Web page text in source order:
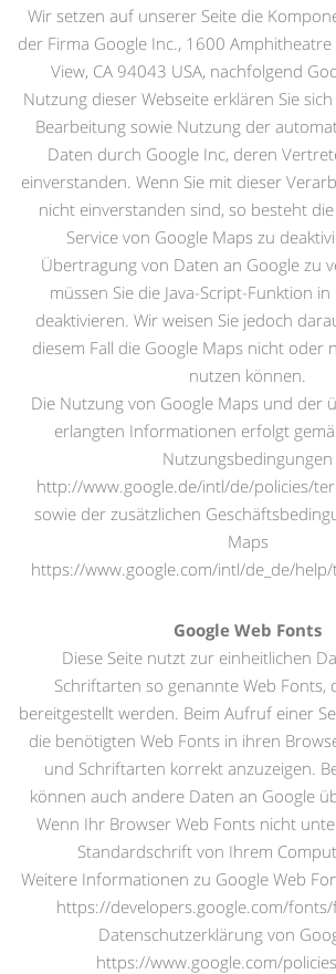
Wir setzen auf unserer Seite die
der Firma Google Inc., 1600
View, CA 94043 USA, nachfolgend
Nutzung dieser Webseite erklären Sie
Bearbeitung sowie Nutzung der
Daten durch Google Inc, deren
einverstanden. Wenn Sie mit dieser
nicht einverstanden sind, so besteht
Service von Google Maps zu
Übertragung von Daten an Google zu
müssen Sie die Java-Script-Funktion
deaktivieren. Wir weisen Sie jedoch
diesem Fall die Google Maps nicht oder
nutzen können.
Die Nutzung von Google Maps und der
erlangten Informationen erfolgt
Nutzungsbedingungen
http://www.google.de/intl/de/policies/
sowie der zusätzlichen
Maps
https://www.google.com/intl/de_de/
Google Web Fonts
Diese Seite nutzt zur einheitlichen
Schriftarten so genannte Web Fonts,
bereitgestellt werden. Beim Aufruf einer
die benötigten Web Fonts in ihren
und Schriftarten korrekt anzuzeigen.
können auch andere Daten an Google
Wenn Ihr Browser Web Fonts nicht
Standardschrift von Ihrem
Weitere Informationen zu Google Web
https://developers.google.com/
Datenschutzerklärung von
https://www.google.com/